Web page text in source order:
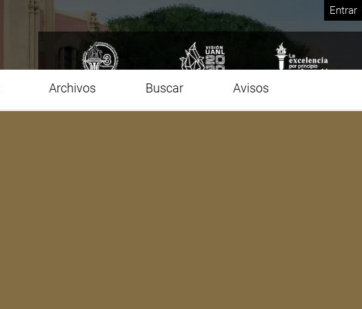
Entrar
Archivos Buscar Avisos